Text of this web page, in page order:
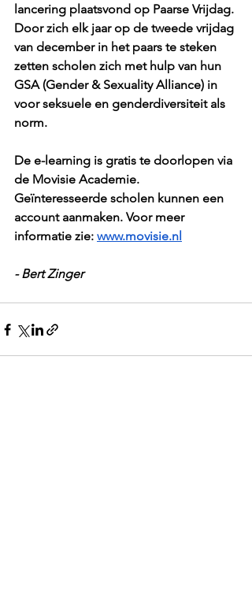
lancering plaatsvond op Paarse Vrijdag.
Door zich elk jaar op de tweede vrijdag
van december in het paars te steken
zetten scholen zich met hulp van hun
GSA (Gender & Sexuality Alliance) in
voor seksuele en genderdiversiteit als
norm.
De e-learning is gratis te doorlopen via
de Movisie Academie.
Geïnteresseerde scholen kunnen een
account aanmaken. Voor meer
informatie zie: www.movisie.nl
- Bert Zinger